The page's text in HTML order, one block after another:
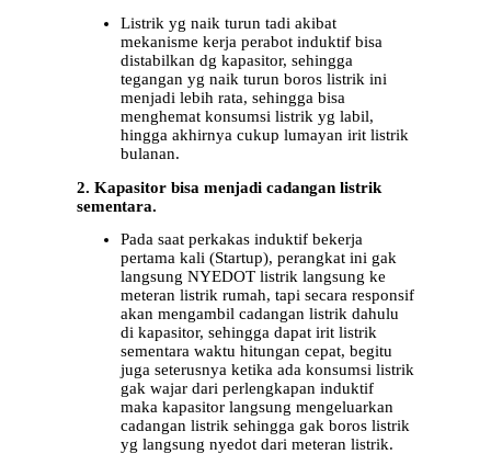
Listrik yg naik turun tadi akibat
mekanisme kerja perabot induktif bisa
distabilkan dg kapasitor, sehingga
tegangan yg naik turun boros listrik ini
menjadi lebih rata, sehingga bisa
menghemat konsumsi listrik yg labil,
hingga akhirnya cukup lumayan irit listrik
bulanan.
2. Kapasitor bisa menjadi cadangan listrik
sementara.
Pada saat perkakas induktif bekerja
pertama kali (Startup), perangkat ini gak
langsung NYEDOT listrik langsung ke
meteran listrik rumah, tapi secara responsif
akan mengambil cadangan listrik dahulu
di kapasitor, sehingga dapat irit listrik
sementara waktu hitungan cepat, begitu
juga seterusnya ketika ada konsumsi listrik
gak wajar dari perlengkapan induktif
maka kapasitor langsung mengeluarkan
cadangan listrik sehingga gak boros listrik
yg langsung nyedot dari meteran listrik.